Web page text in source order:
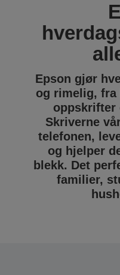
Epson gjør
og rimelig, fra
oppskrifter
Skriverne
telefonen,
og hjelper
blekk. Det
familier,